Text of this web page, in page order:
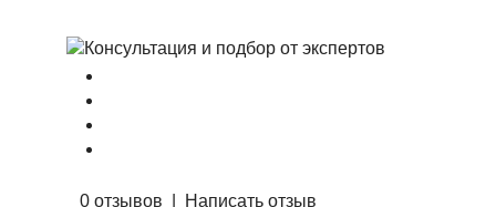
0 отзывов
Написать отзыв